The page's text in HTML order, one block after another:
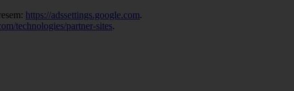
https://adssettings.google.com.
technologies/partner-sites.